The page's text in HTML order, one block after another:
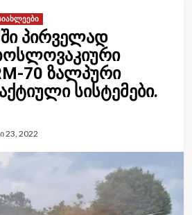
პირველად
70 ზალპური
სისტემები.
23, 2022